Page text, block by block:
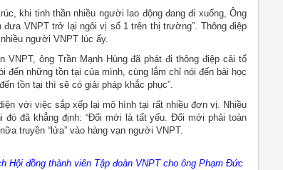
khi tinh thần nhiều người lao động đang đi xuống, Ông
đưa VNPT trở lại ngôi vị số 1 trên thị trường”. Thông điệp
người VNPT lúc ấy.
ông Trần Mạnh Hùng đã phát đi thông điệp cải tổ
những tồn tại của mình, cùng lắm chỉ nói đến bài học
tồn tại thì sẽ có giải pháp khắc phục”.
với việc sắp xếp lại mô hình tại rất nhiều đơn vị. Nhiều
đó đã khẳng định: “Đổi mới là tất yếu. Đổi mới phải toàn
truyền “lửa” vào hàng vạn người VNPT.
Hội đồng thành viên Tập đoàn VNPT cho ông Phạm Đức